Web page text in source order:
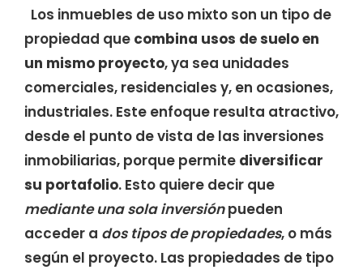
Los inmuebles de uso mixto son un tipo de
propiedad que combina usos de suelo en
un mismo proyecto, ya sea unidades
comerciales, residenciales y, en ocasiones,
industriales. Este enfoque resulta atractivo,
desde el punto de vista de las inversiones
inmobiliarias, porque permite diversificar
su portafolio. Esto quiere decir que
mediante una sola inversiónpueden
acceder a dos tipos de propiedades, o más
según el proyecto. Las propiedades de tipo